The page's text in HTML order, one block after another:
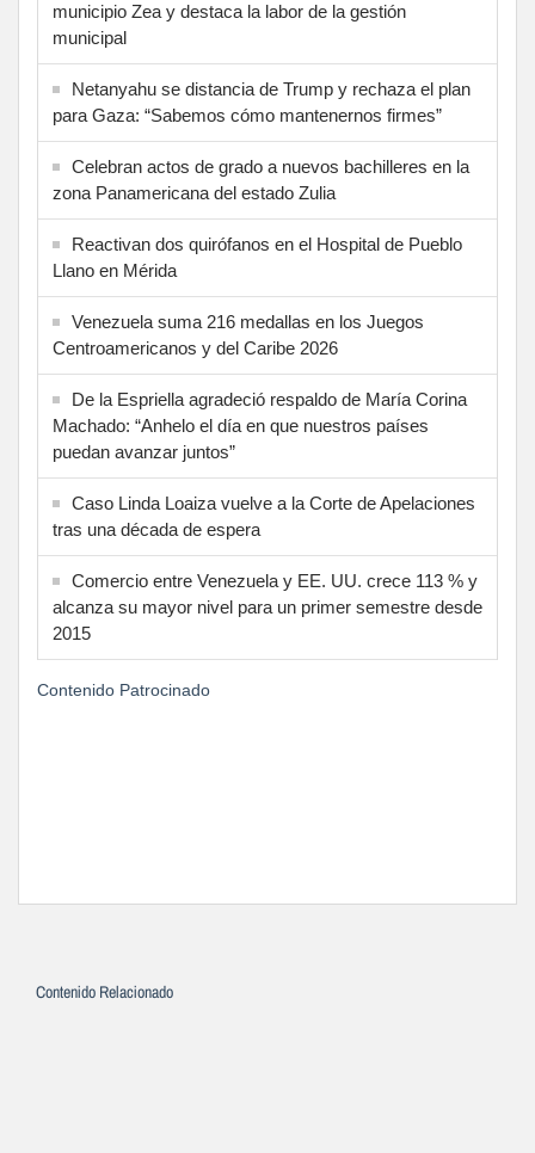
municipio Zea y destaca la labor de la gestión
municipal
Netanyahu se distancia de Trump y rechaza el plan
para Gaza: “Sabemos cómo mantenernos firmes”
Celebran actos de grado a nuevos bachilleres en la
zona Panamericana del estado Zulia
Reactivan dos quirófanos en el Hospital de Pueblo
Llano en Mérida
Venezuela suma 216 medallas en los Juegos
Centroamericanos y del Caribe 2026
De la Espriella agradeció respaldo de María Corina
Machado: “Anhelo el día en que nuestros países
puedan avanzar juntos”
Caso Linda Loaiza vuelve a la Corte de Apelaciones
tras una década de espera
Comercio entre Venezuela y EE. UU. crece 113 % y
alcanza su mayor nivel para un primer semestre desde
2015
Contenido Patrocinado
Contenido Relacionado